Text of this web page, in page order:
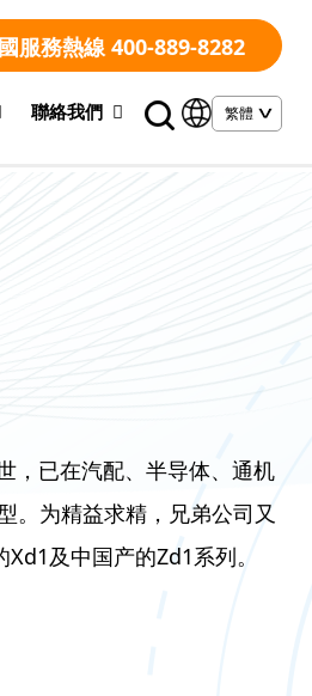
服務熱線 400-889-8282
聯絡我們
，已在汽配、半导体、通机
。为精益求精，兄弟公司又
及中国产的Zd1系列。